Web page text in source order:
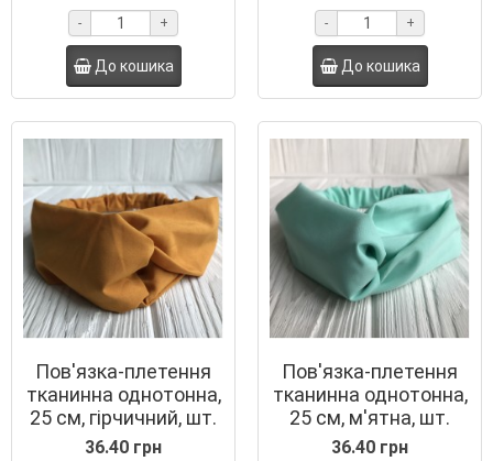
- +
До кошика
- +
До кошика
Пов'язка-плетення
тканинна однотонна,
25 см, гірчичний, шт.
36.40 грн
Пов'язка-плетення
тканинна однотонна,
25 см, м'ятна, шт.
36.40 грн